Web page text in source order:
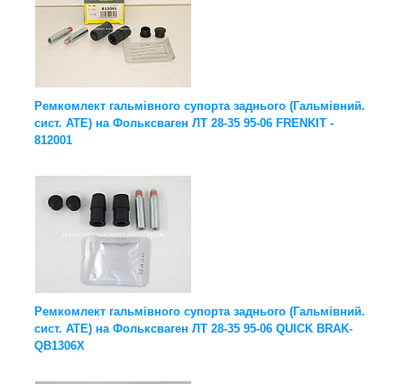
Ремкомлект гальмівного супорта заднього (Гальмівний.
сист. ATE) на Фольксваген ЛТ 28-35 95-06 FRENKIT -
812001
Ремкомлект гальмівного супорта заднього (Гальмівний.
сист. ATE) на Фольксваген ЛТ 28-35 95-06 QUICK BRAK-
QB1306X